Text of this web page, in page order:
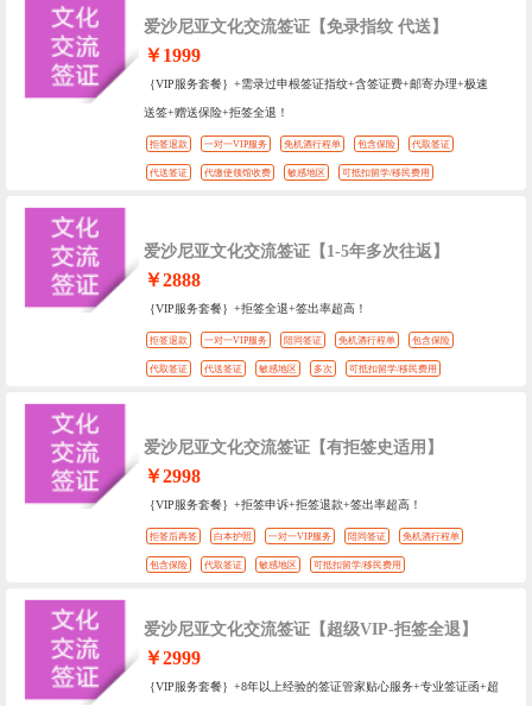
爱沙尼亚文化交流签证【免录指纹 代送】
￥1999
｛VIP服务套餐｝+需录过申根签证指纹+含签证费+邮寄办理+极速
送签+赠送保险+拒签全退！
拒签退款 一对一VIP服务 免机酒行程单 包含保险 代取签证
代送签证 代缴使领馆收费 敏感地区 可抵扣留学/移民费用
爱沙尼亚文化交流签证【1-5年多次往返】
￥2888
｛VIP服务套餐｝+拒签全退+签出率超高！
拒签退款 一对一VIP服务 陪同签证 免机酒行程单 包含保险
代取签证 代送签证 敏感地区 多次 可抵扣留学/移民费用
爱沙尼亚文化交流签证【有拒签史适用】
￥2998
｛VIP服务套餐｝+拒签申诉+拒签退款+签出率超高！
拒签后再签 白本护照 一对一VIP服务 陪同签证 免机酒行程单
包含保险 代取签证 敏感地区 可抵扣留学/移民费用
爱沙尼亚文化交流签证【超级VIP-拒签全退】
￥2999
｛VIP服务套餐｝+8年以上经验的签证管家贴心服务+专业签证函+超